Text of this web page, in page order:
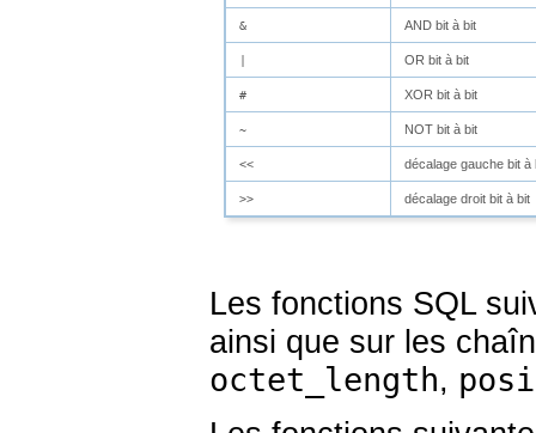
& AND bit à bit
OR bit à bit
# XOR bit à bit
~ NOT bit à bit
<< décalage gauche bit à
>> décalage droit bit à bit
Les fonctions SQL
ainsi que sur les
octet_length,